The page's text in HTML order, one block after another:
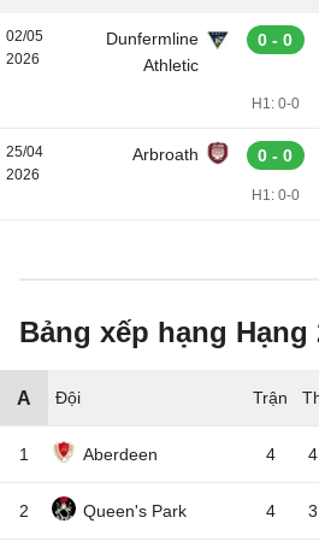
02/05
2026
Dunfermline
Athletic
0 - 0
H1: 0-0
25/04
2026
Arbroath 0 - 0
H1: 0-0
Bảng xếp hạng Hạng
A Đội
1 Aberdeen 4 4
2 Queen's Park 4 3